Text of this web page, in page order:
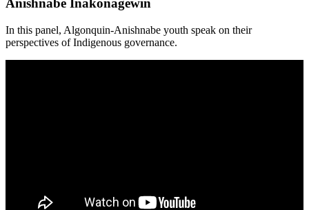
Anishnabe Inakonagewin
In this panel, Algonquin-Anishnabe youth speak on their
perspectives of Indigenous governance.